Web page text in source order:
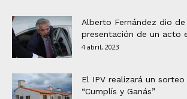
Alberto Fernández dio de
presentación de un acto
4 abril, 2023
El IPV realizará un
“Cumplís y Ganás”